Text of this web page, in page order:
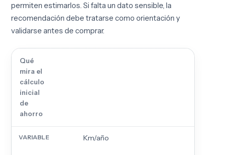
permiten estimarlos. Si falta un dato sensible, la
recomendación debe tratarse como orientación y
validarse antes de comprar.
Qué
mira el
cálculo
inicial
de
ahorro
Km/año